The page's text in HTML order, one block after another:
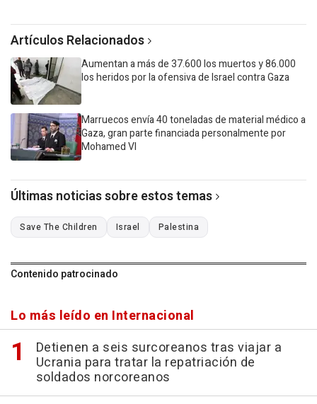
Artículos Relacionados
Aumentan a más de 37.600 los muertos y 86.000
los heridos por la ofensiva de Israel contra Gaza
Marruecos envía 40 toneladas de material médico a
Gaza, gran parte financiada personalmente por
Mohamed VI
Últimas noticias sobre estos temas
Save The Children Israel Palestina
Contenido patrocinado
Lo más leído en Internacional
Detienen a seis surcoreanos tras viajar a
Ucrania para tratar la repatriación de
soldados norcoreanos